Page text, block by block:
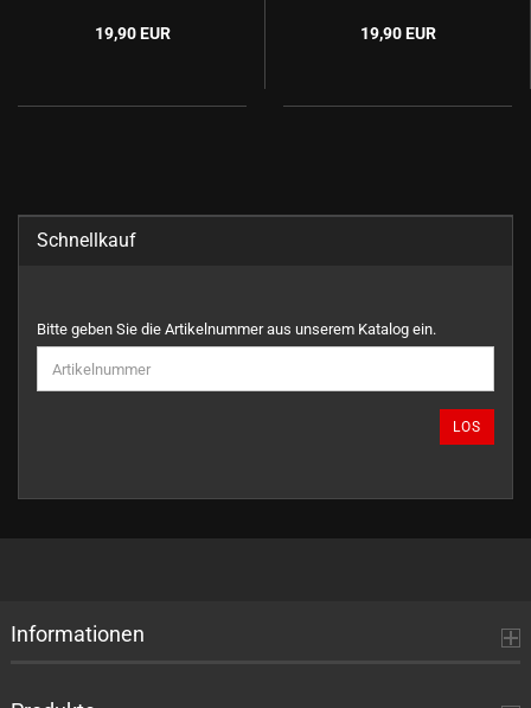
19,90 EUR 19,90 EUR
Schnellkauf
BITTE
GEBEN
SIE
DIE
EIN.
Bitte geben Sie die Artikelnummer aus unserem Katalog ein.
LOS
Informationen